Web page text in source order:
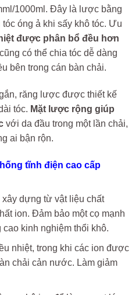
1000ml. Đây là lược bằng
óng ả khi sấy khô tóc. Ưu
được phân bổ đều hơn
có thể chia tóc dễ dàng
bên trong cán bàn chải.
răng lược được thiết kế
tóc. Mặt lược rộng giúp
với da đầu trong một lần chải,
ai bận rộn.
tĩnh điện cao cấp
dựng từ vật liệu chất
ion. Đảm bảo một cọ mạnh
kinh nghiệm thổi khô.
nhiệt, trong khi các ion được
chải cản nước. Làm giảm